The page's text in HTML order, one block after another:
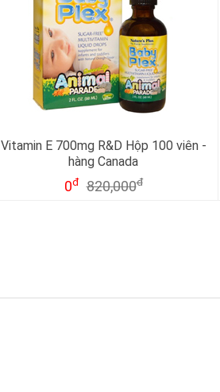
Vitamin E 700mg R&D Hộp 100 viên -
hàng Canada
0đ 820,000đ